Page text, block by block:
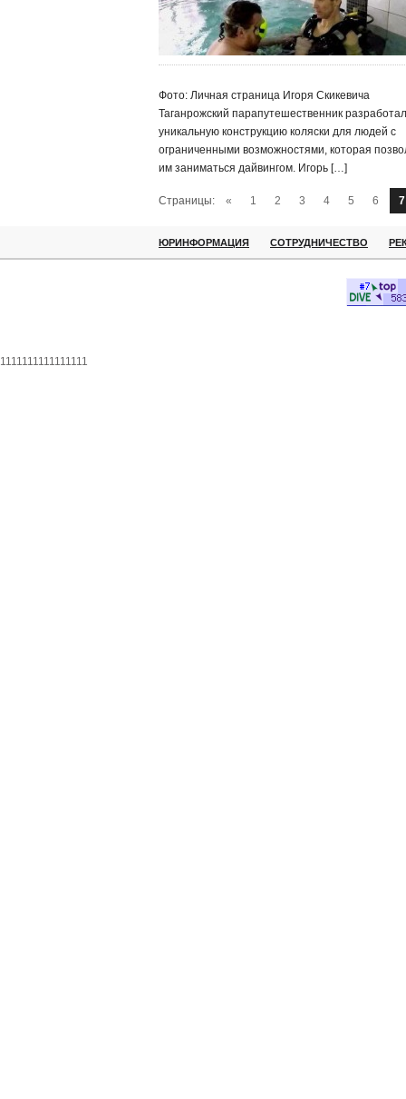
Фото: Личная страница Игоря Скикевича
Таганрожский парапутешественник разработал
уникальную конструкцию коляски для людей с
ограниченными возможностями, которая
им заниматься дайвингом. Игорь […]
Страницы: « 1 2 3 4 5 6 7
ЮРИНФОРМАЦИЯ СОТРУДНИЧЕСТВО
1111111111111111